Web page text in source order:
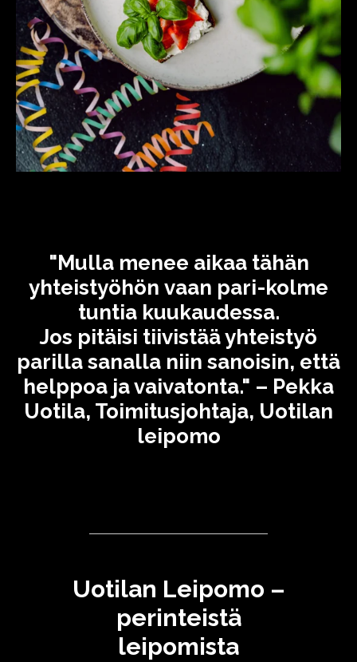
"Mulla menee aikaa tähän
yhteistyöhön vaan pari-kolme
tuntia kuukaudessa.
Jos pitäisi tiivistää yhteistyö
parilla sanalla niin sanoisin, että
helppoa ja vaivatonta." – Pekka
Uotila, Toimitusjohtaja, Uotilan
leipomo
Uotilan Leipomo –
perinteistä
leipomista